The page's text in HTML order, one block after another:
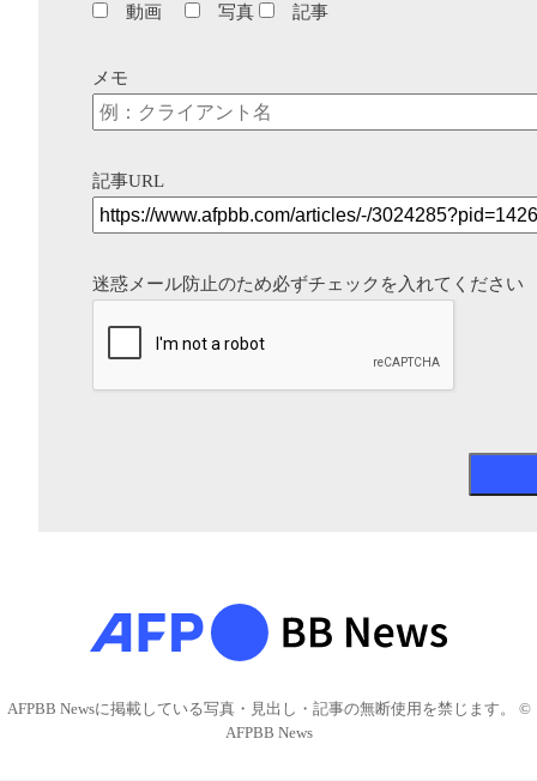
動画
写真 記事
メモ
記事URL
迷惑メール防止のため必ずチェックを入れてください
AFPBB Newsに掲載している写真・見出し・記事の無断使用を禁じます。 ©
AFPBB News